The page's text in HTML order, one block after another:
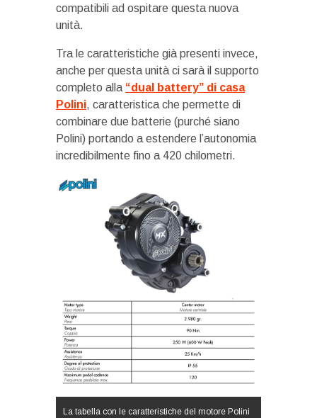
compatibili ad ospitare questa nuova
unità.
Tra le caratteristiche già presenti invece,
anche per questa unità ci sarà il supporto
completo alla “dual battery” di casa
Polini, caratteristica che permette di
combinare due batterie (purché siano
Polini) portando a estendere l’autonomia
incredibilmente fino a 420 chilometri.
La tabella con le caratteristiche del motore Polini